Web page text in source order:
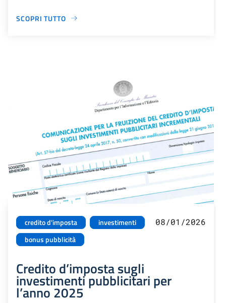
SCOPRI TUTTO
credito d'imposta
investimenti
bonus pubblicità
08/01/2026
Credito d’imposta sugli
investimenti pubblicitari per
l’anno 2025